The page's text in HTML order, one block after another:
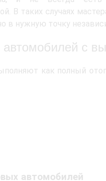
В таких случаях
в нужную точку
автомобилей с
как полный
автомобилей